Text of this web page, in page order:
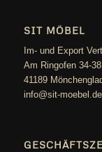
SIT MÖBEL
Im- und Export
Am Ringofen 34-38
41189
info@sit-moebel.de